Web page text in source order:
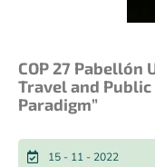
COP 27 Pabellón
Travel and
Paradigm”
15 - 11 - 2022